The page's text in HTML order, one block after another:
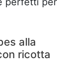
alla
ricotta